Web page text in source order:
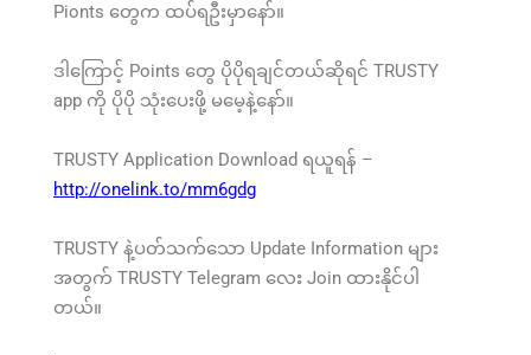
Pionts တွေက ထပ်ရဦးမှာနော်။
ဒါကြောင့် Points တွေ ပိုပိုရချင်တယ်ဆိုရင် TRUSTY
app ကို ပိုပို သုံးပေးဖို့ မမေ့နဲ့နော်။
TRUSTY Application Download ရယူရန် –
http://onelink.to/mm6gdg
TRUSTY နဲ့ပတ်သက်သော Update Information များ
အတွက် TRUSTY Telegram လေး Join ထားနိုင်ပါ
တယ်။